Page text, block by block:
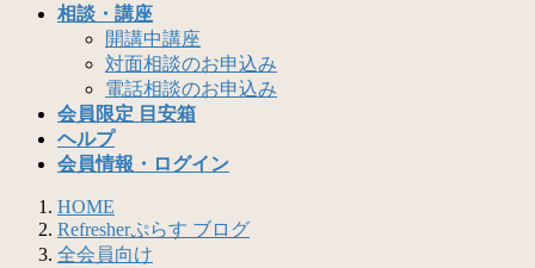
相談・講座
開講中講座
対面相談のお申込み
電話相談のお申込み
会員限定 目安箱
ヘルプ
会員情報・ログイン
HOME
Refresherぷらす ブログ
全会員向け